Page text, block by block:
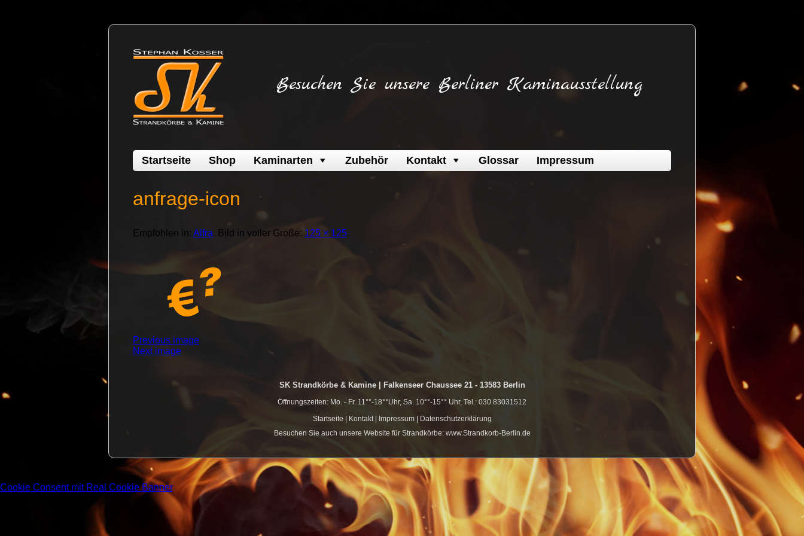
Besuchen Sie unsere Berliner Kaminausstellung
Startseite Shop Kaminarten Zubehör Kontakt Glossar Impressum
anfrage-icon
Empfohlen in: Alfra. Bild in voller Größe: 125 × 125.
Anhangs-
Previous image
Next image
SK Strandkörbe & Kamine | Falkenseer Chaussee 21 - 13583 Berlin
Öffnungszeiten: Mo. - Fr. 11°°-18°°Uhr, Sa. 10°°-15°° Uhr, Tel.: 030 83031512
Startseite | Kontakt| Impressum| Datenschutzerklärung
Besuchen Sie auch unsere Website für Strandkörbe: www.Strandkorb-Berlin.de
Cookie Consent mit Real Cookie Banner